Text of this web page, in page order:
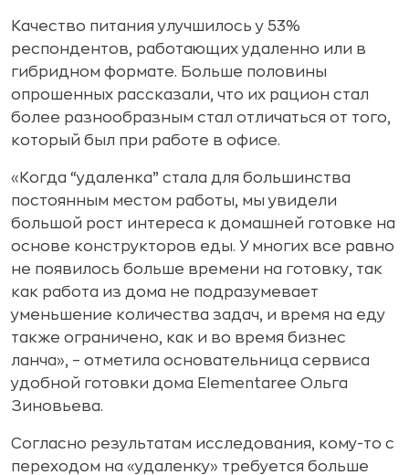
Качество питания улучшилось у 53%
респондентов, работающих удаленно или в
гибридном формате. Больше половины
опрошенных рассказали, что их рацион стал
более разнообразным стал отличаться от того,
который был при работе в офисе.
«Когда “удаленка” стала для большинства
постоянным местом работы, мы увидели
большой рост интереса к домашней готовке на
основе конструкторов еды. У многих все равно
не появилось больше времени на готовку, так
как работа из дома не подразумевает
уменьшение количества задач, и время на еду
также ограничено, как и во время бизнес
ланча», – отметила основательница сервиса
удобной готовки дома Elementaree Ольга
Зиновьева.
Согласно результатам исследования, кому-то с
переходом на «удаленку» требуется больше